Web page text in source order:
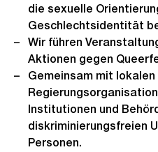
die sexuelle
Geschlechtsidentität
Wir führen
Aktionen gegen
Gemeinsam mit
Institutionen und
diskriminierungsfreien
Personen.